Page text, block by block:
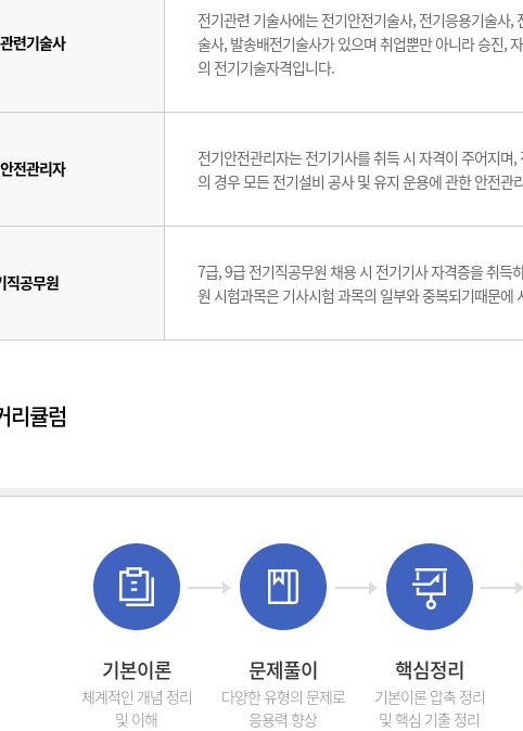
련기술사
전기관련 기술사에는 전기안전기술사, 전기응용기술사
술사, 발송배전기술사가 있으며 취업뿐만 아니라 승진,
의 전기기술자격입니다.
전관리자
전기안전관리자는 전기기사를 취득 시 자격이 주어지
의 경우 모든 전기설비 공사 및 유지 운용에 관한 안전관
직공무원
7급, 9급 전기직공무원 채용 시 전기기사 자격증을 취
원 시험과목은 기사시험 과목의 일부와 중복되기때문에
리큘럼
기본이론
체계적인 개념 정리
및 이해
문제풀이
다양한 유형의 문제로
응용력 향상
핵심정리
기본이론 압축 정리
및 핵심 기출 정리